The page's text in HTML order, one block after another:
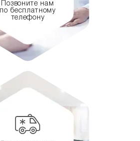
Позвоните нам
по бесплатному
телефону